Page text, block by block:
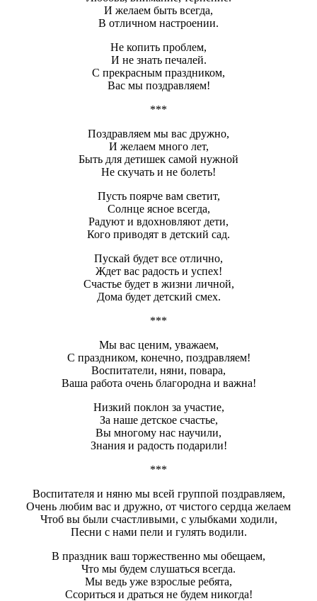
И желаем быть всегда,
В отличном настроении.
Не копить проблем,
И не знать печалей.
С прекрасным праздником,
Вас мы поздравляем!
***
Поздравляем мы вас дружно,
И желаем много лет,
Быть для детишек самой нужной
Не скучать и не болеть!
Пусть поярче вам светит,
Солнце ясное всегда,
Радуют и вдохновляют дети,
Кого приводят в детский сад.
Пускай будет все отлично,
Ждет вас радость и успех!
Счастье будет в жизни личной,
Дома будет детский смех.
***
Мы вас ценим, уважаем,
С праздником, конечно, поздравляем!
Воспитатели, няни, повара,
Ваша работа очень благородна и важна!
Низкий поклон за участие,
За наше детское счастье,
Вы многому нас научили,
Знания и радость подарили!
***
Воспитателя и няню мы всей группой поздравляем,
Очень любим вас и дружно, от чистого сердца желаем
Чтоб вы были счастливыми, с улыбками ходили,
Песни с нами пели и гулять водили.
В праздник ваш торжественно мы обещаем,
Что мы будем слушаться всегда.
Мы ведь уже взрослые ребята,
Ссориться и драться не будем никогда!